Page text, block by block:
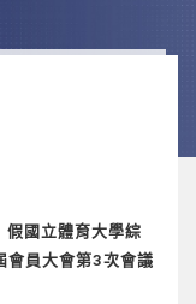
國立體育大學綜
會員大會第3次會議